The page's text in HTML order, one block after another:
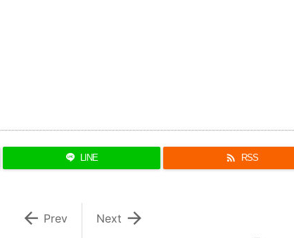
LINE  RSS

Next
 Prev